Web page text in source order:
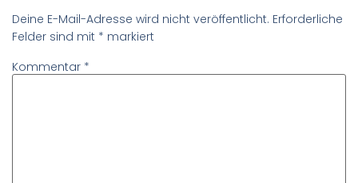
Deine E-Mail-Adresse wird nicht veröffentlicht. Erforderliche
Felder sind mit * markiert
Kommentar *